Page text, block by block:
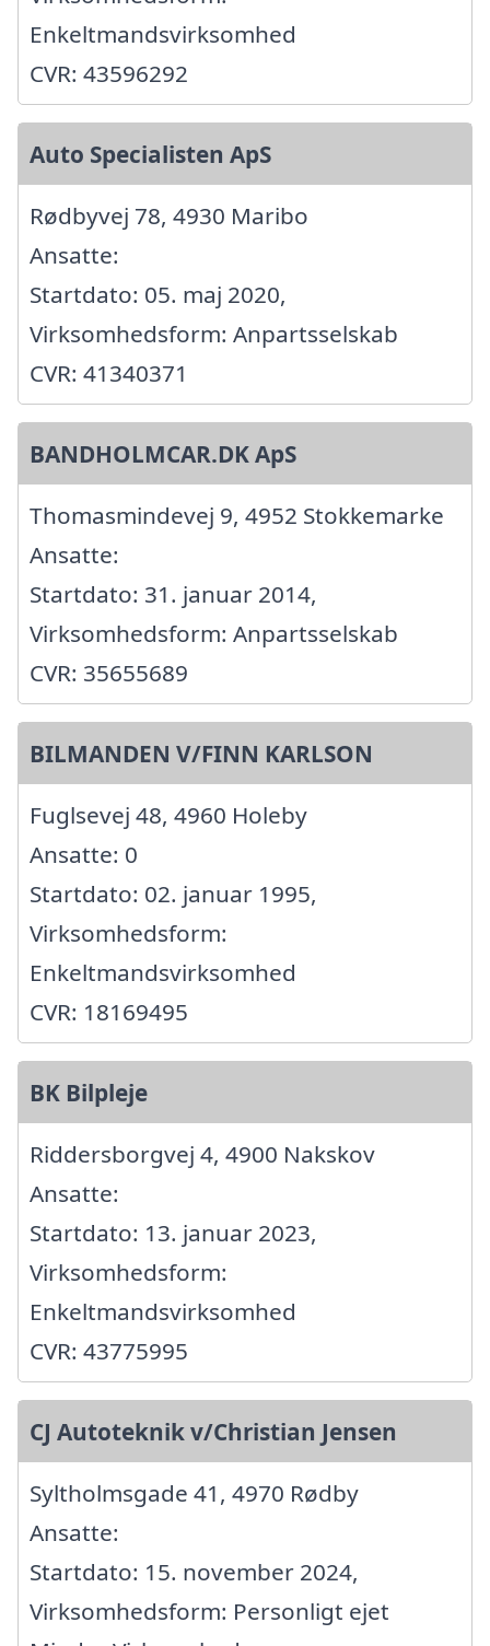
Enkeltmandsvirksomhed
CVR: 43596292
Auto Specialisten ApS
Rødbyvej 78, 4930 Maribo
Ansatte:
Startdato: 05. maj 2020,
Virksomhedsform: Anpartsselskab
CVR: 41340371
BANDHOLMCAR.DK ApS
Thomasmindevej 9, 4952 Stokkemarke
Ansatte:
Startdato: 31. januar 2014,
Virksomhedsform: Anpartsselskab
CVR: 35655689
BILMANDEN V/FINN KARLSON
Fuglsevej 48, 4960 Holeby
Ansatte: 0
Startdato: 02. januar 1995,
Virksomhedsform:
Enkeltmandsvirksomhed
CVR: 18169495
BK Bilpleje
Riddersborgvej 4, 4900 Nakskov
Ansatte:
Startdato: 13. januar 2023,
Virksomhedsform:
Enkeltmandsvirksomhed
CVR: 43775995
CJ Autoteknik v/Christian Jensen
Syltholmsgade 41, 4970 Rødby
Ansatte:
Startdato: 15. november 2024,
Virksomhedsform: Personligt ejet